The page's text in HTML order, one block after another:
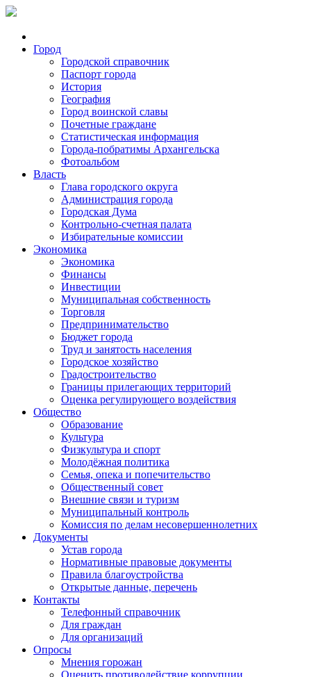
Город
Городской справочник
Паспорт города
История
География
Город воинской славы
Почетные граждане
Статистическая информация
Города-побратимы Архангельска
Фотоальбом
Власть
Глава городского округа
Администрация города
Городская Дума
Контрольно-счетная палата
Избирательные комиссии
Экономика
Экономика
Финансы
Инвестиции
Муниципальная собственность
Торговля
Предпринимательство
Бюджет города
Труд и занятость населения
Городское хозяйство
Градостроительство
Границы прилегающих территорий
Оценка регулирующего воздействия
Общество
Образование
Культура
Физкультура и спорт
Молодёжная политика
Семья, опека и попечительство
Общественный совет
Внешние связи и туризм
Муниципальный контроль
Комиссия по делам несовершеннолетних
Документы
Устав города
Нормативные правовые документы
Правила благоустройства
Открытые данные, перечень
Контакты
Телефонный справочник
Для граждан
Для организаций
Опросы
Мнения горожан
Оценить противодействие коррупции